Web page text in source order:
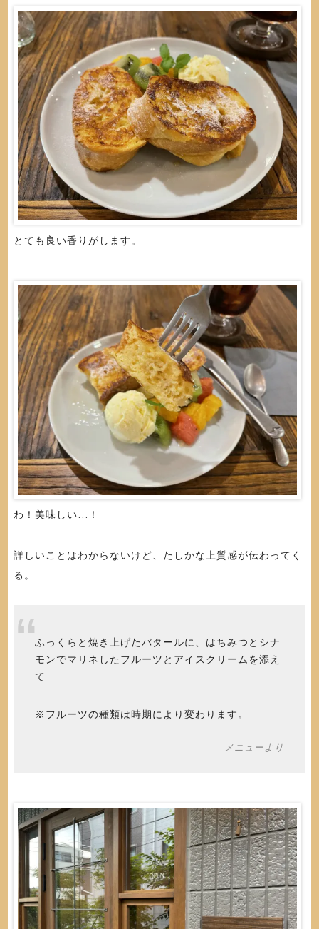
とても良い香りがします。
わ！美味しい…！
詳しいことはわからないけど、たしかな上質感が伝わってく
る。
ふっくらと焼き上げたバタールに、はちみつとシナ
モンでマリネしたフルーツとアイスクリームを添え
て
※フルーツの種類は時期により変わります。
メニューより